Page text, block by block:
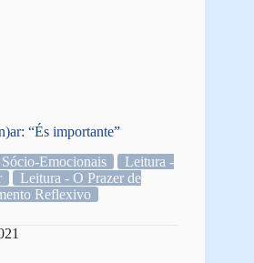
“És importante”
Emocionais
Leitura -
Leitura - O Prazer de
Reflexivo